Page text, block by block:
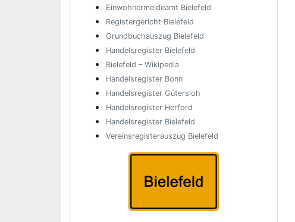
Einwohnermeldeamt Bielefeld
Registergericht Bielefeld
Grundbuchauszug Bielefeld
Handelsregister Bielefeld
Bielefeld – Wikipedia
Handelsregister Bonn
Handelsregister Gütersloh
Handelsregister Herford
Handelsregister Bielefeld
Vereinsregisterauszug Bielefeld